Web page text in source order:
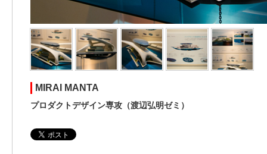
MIRAI MANTA
プロダクトデザイン専攻（渡辺弘明ゼミ）